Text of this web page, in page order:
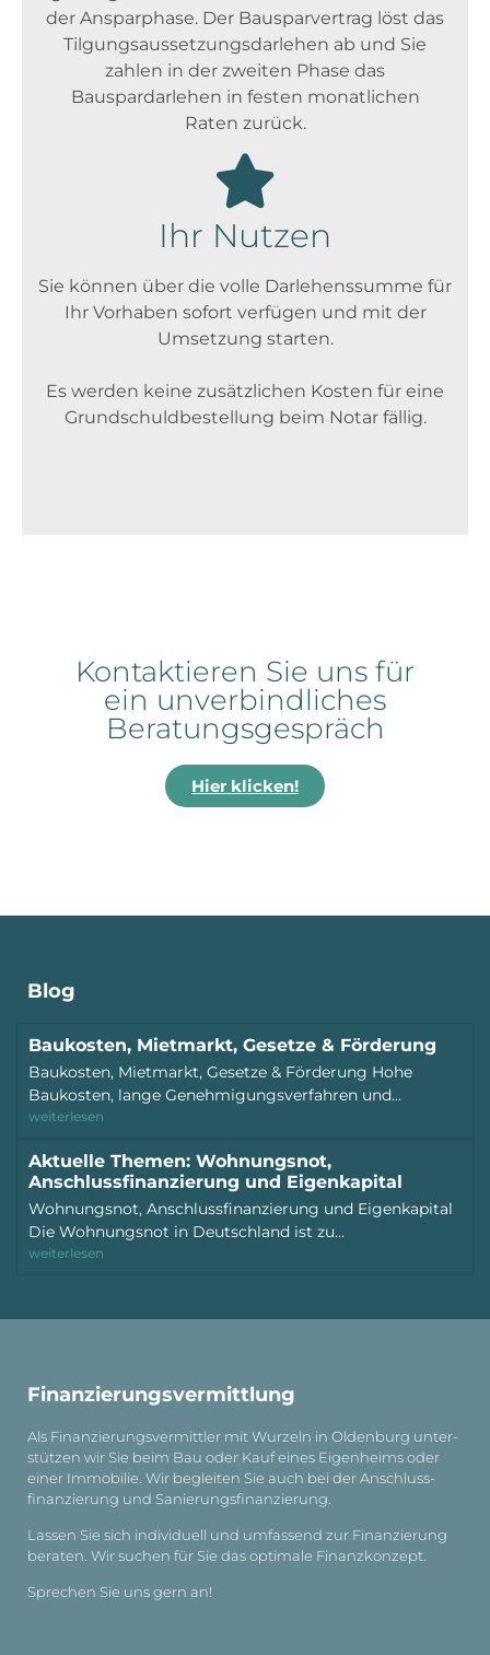
der Ansparphase. Der Bausparvertrag löst das
Tilgungsaussetzungsdarlehen ab und Sie
zahlen in der zweiten Phase das
Bauspardarlehen in festen monatlichen
Raten zurück.
Ihr Nutzen
Sie können über die volle Darlehenssumme für
Ihr Vorhaben sofort verfügen und mit der
Umsetzung starten.
Es werden keine zusätzlichen Kosten für eine
Grundschuldbestellung beim Notar fällig.
Kontaktieren Sie uns für
ein unverbindliches
Beratungsgespräch
Hier klicken!
Blog
Baukosten, Mietmarkt, Gesetze & Förderung
Baukosten, Mietmarkt, Gesetze & Förderung Hohe
Baukosten, lange Genehmigungsverfahren und...
weiterlesen
Aktuelle Themen: Wohnungsnot,
Anschlussfinanzierung und Eigenkapital
Wohnungsnot, Anschlussfinanzierung und Eigenkapital
Die Wohnungsnot in Deutschland ist zu...
weiterlesen
Finanzierungs­vermittlung
Als Finanzierungs­vermittler mit Wurzeln in Oldenburg unter­
stützen wir Sie beim Bau oder Kauf eines Eigenheims oder
einer Immobilie. Wir begleiten Sie auch bei der Anschluss­
finanzierung und Sanierungs­finanzierung.
Lassen Sie sich individuell und umfassend zur Finanzierung
beraten. Wir suchen für Sie das optimale Finanzkonzept.
Sprechen Sie uns gern an!